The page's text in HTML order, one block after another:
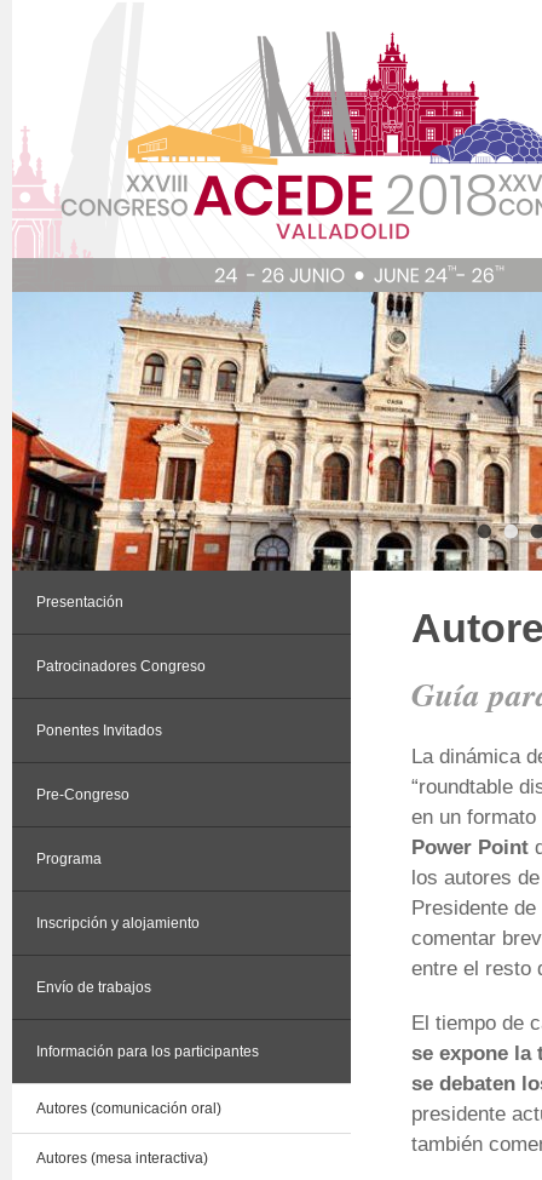
Presentación
Patrocinadores Congreso
Ponentes Invitados
Pre-Congreso
Programa
Inscripción y alojamiento
Envío de trabajos
Información para los participantes
Autores (comunicación oral)
Autores (mesa interactiva)
Guía
La dinámica
“roundtable
en un
Power Point
los autores
Presidente
comentar
entre el resto
El tiempo de
se expone la
se debaten
presidente
también